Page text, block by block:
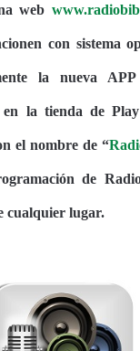
web
con sistema
la nueva
en la tienda de
el nombre de “
de
cualquier lugar.